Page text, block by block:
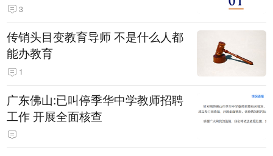
3
传销头目变教育导师 不是什么人都
能办教育
1
广东佛山:已叫停季华中学教师招聘
工作 开展全面核查